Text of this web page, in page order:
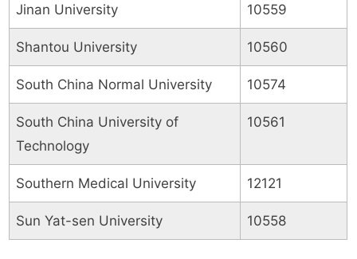
Jinan University 10559
Shantou University 10560
South China Normal University 10574
South China University of
Technology
10561
Southern Medical University 12121
Sun Yat-sen University 10558